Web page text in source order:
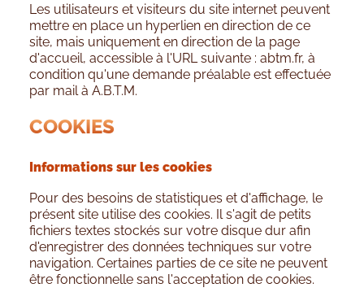
Les utilisateurs et visiteurs du site internet peuvent
mettre en place un hyperlien en direction de ce
site, mais uniquement en direction de la page
d'accueil, accessible à l'URL suivante : abtm.fr, à
condition qu'une demande préalable est effectuée
par mail à A.B.T.M.
COOKIES
Informations sur les cookies
Pour des besoins de statistiques et d'affichage, le
présent site utilise des cookies. Il s'agit de petits
fichiers textes stockés sur votre disque dur afin
d'enregistrer des données techniques sur votre
navigation. Certaines parties de ce site ne peuvent
être fonctionnelle sans l'acceptation de cookies.